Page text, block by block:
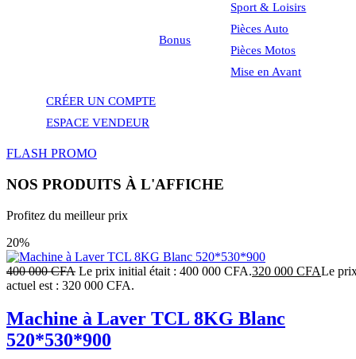
Bonus
Sport & Loisirs
Pièces Auto
Pièces Motos
Mise en Avant
CRÉER UN COMPTE
ESPACE VENDEUR
FLASH PROMO
NOS PRODUITS À L'AFFICHE
Profitez du meilleur prix
20%
400 000CFA Le prix initial était : 400 000 CFA.320 000 CFALe
actuel est : 320 000 CFA.
Machine à Laver TCL 8KG Blanc
520*530*900